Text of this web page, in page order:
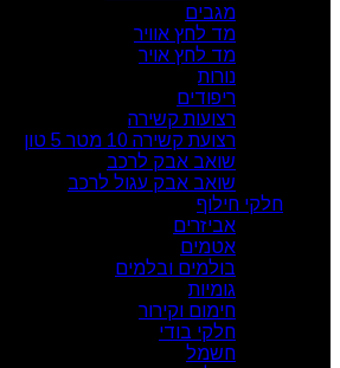
מגבים
מד לחץ אוויר
מד לחץ אויר
נורות
ריפודים
רצועות קשירה
רצועת קשירה 10 מטר 5 טון
שואב אבק לרכב
שואב אבק עגול לרכב
חלקי חילוף
אביזרים
אטמים
בולמים ובלמים
גומיות
חימום וקירור
חלקי בודי
חשמל